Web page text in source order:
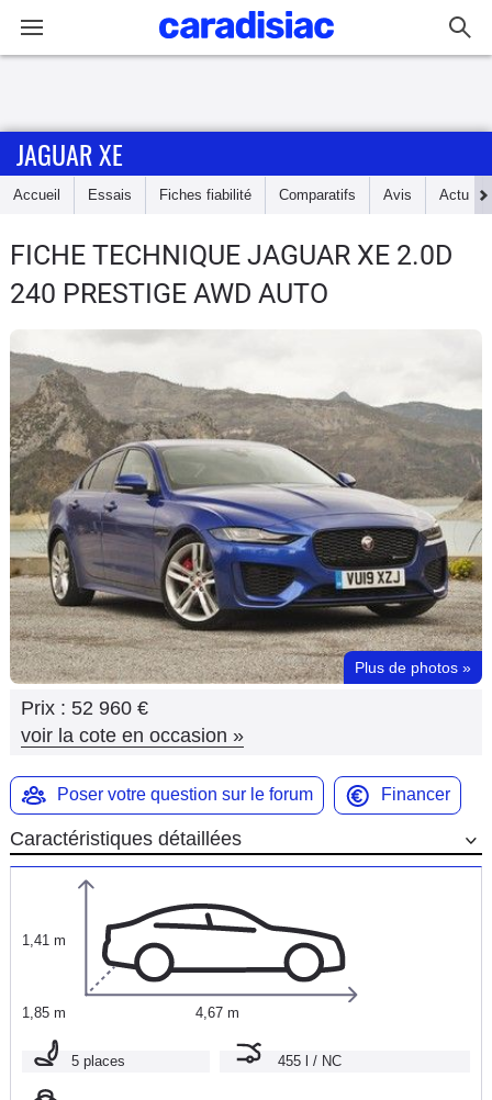
Accueil
Essais
d'achat
Electriques
Utilitaires
Flottes
Auto
Services
Forum
Moto
Marques
JAGUAR XE
Accueil Essais Fiches fiabilité Comparatifs Avis Actu
FICHE TECHNIQUE JAGUAR XE 2.0D
240 PRESTIGE AWD AUTO
Plus de photos »
Prix : 52 960 €
voir la cote en occasion »
Poser votre question sur le forum Financer
Caractéristiques détaillées
1,41 m
1,85 m 4,67 m
5 places 455 l / NC